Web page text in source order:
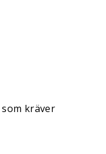
kräver